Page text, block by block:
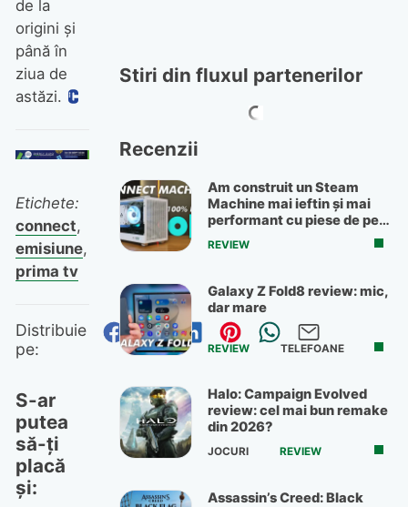
de la
origini și
până în
ziua de
astăzi.
Etichete:
connect,
emisiune,
prima tv
Distribuie
pe:
Distribuie pe Facebook
Distribuie pe Twitter
Distribuie pe
Distribuie pe
Trimite
S-ar
putea
să-ți
placă
și:
Stiri din fluxul partenerilor
Recenzii
Am construit un Steam
Machine mai ieftin și mai
performant cu piese de pe
OLX
REVIEW
Galaxy Z Fold8 review: mic,
dar mare
REVIEW TELEFOANE
Halo: Campaign Evolved
review: cel mai bun remake
din 2026?
JOCURI REVIEW
Assassin’s Creed: Black